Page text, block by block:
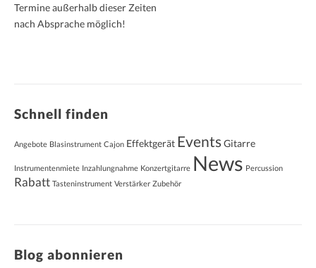
Termine außerhalb dieser Zeiten
nach Absprache möglich!
Schnell finden
Angebote Blasinstrument Cajon Effektgerät EventsGitarre
Instrumentenmiete Inzahlungnahme Konzertgitarre News Percussion
Rabatt Tasteninstrument Verstärker Zubehör
Blog abonnieren